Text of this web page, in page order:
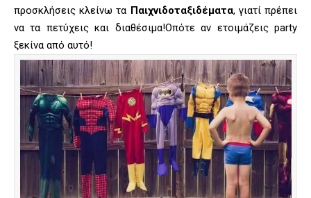
προσκλήσεις κλείνω τα Παιχνιδοταξιδέματα, γιατί πρέπει
να τα πετύχεις και διαθέσιμα!Οπότε αν ετοιμάζεις party
ξεκίνα από αυτό!